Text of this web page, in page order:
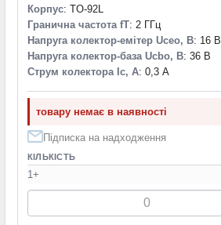
Корпус: TO-92L
Гранична частота fT: 2 ГГц
Напруга колектор-емітер Uceo, В: 16 В
Напруга колектор-база Ucbo, В: 36 В
Струм колектора Ic, А: 0,3 А
товару немає в наявності
Підписка на надходження
КІЛЬКІСТЬ
1+